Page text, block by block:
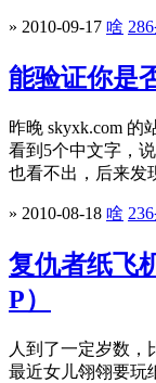
» 2010-09-17 啥
能验证你是
昨晚 skyxk.com 的
看到5个中文字，
也看不出，后来发
» 2010-08-18 啥
复仇者纸飞
P）
人到了一定岁数，
最近女儿翎翎要玩